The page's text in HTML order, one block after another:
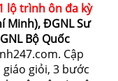
lộ trình ôn đa kỳ
Minh), ĐGNL Sư
Bộ Quốc
Cập
giáo giỏi, 3 bước